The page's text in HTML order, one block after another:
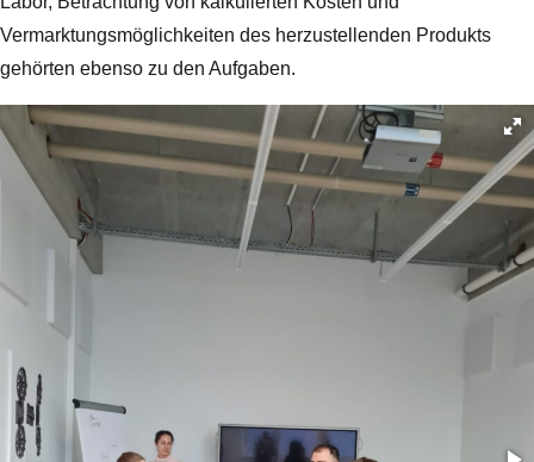
Vermarktungsmöglichkeiten des herzustellenden Produkts
gehörten ebenso zu den Aufgaben.